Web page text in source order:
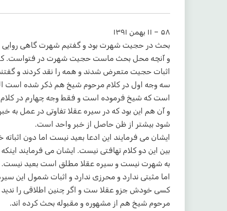
۵۸ – ۱۱ بهمن ۱۳۹۱
بحث در حجیت شهرت بود و گفتیم شهرت گاهی
و آنچه محل بحث ماست حجیت شهرت در فتواست. کلام
اثبات حجیت متعرض شدند و همه را نقد کردند و
سه وجه اول در کلام مرحوم شیخ هم ذکر شده است
است که شیخ فرموده است و فقط وجه چهارم در
و آن هم این بود که در سیره عقلا تفاوتی در عمل
شود بیشتر از ظن حاصل از خبر واحد است.
ایشان می فرمایند این ادعا بعید نیست اما دون اثباته
بین این دو کلام تهافتی نیست. ایشان می فرمایند
به شهرت نیست و سیره عقلا مطلق است بعید نیست.
اما مثبتی ندارد و محرزی ندارد و اثبات شمول این
کسی خودش جزو عقلا ست و اگر چنین اطلاقی را
مرحوم شیخ هم از مشهوره و مقبوله بحث کرده اند.